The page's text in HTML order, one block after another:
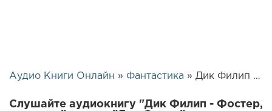
Аудио Книги Онлайн » Фантастика » Дик Филип - Фостер, ты мертв | 16570
Слушайте аудиокнигу "Дик Филип - Фостер,